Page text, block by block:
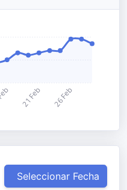
Seleccionar Fecha